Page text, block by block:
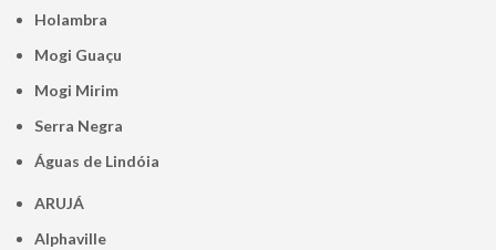
Holambra
Mogi Guaçu
Mogi Mirim
Serra Negra
Águas de Lindóia
ARUJÁ
Alphaville